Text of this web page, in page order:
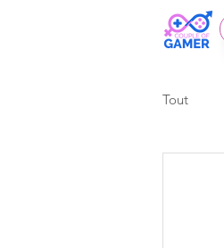
Tout